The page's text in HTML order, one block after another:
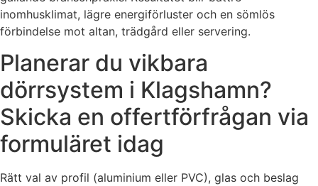
inomhusklimat, lägre energiförluster och en sömlös
förbindelse mot altan, trädgård eller servering.
Planerar du vikbara
dörrsystem i Klagshamn?
Skicka en offertförfrågan via
formuläret idag
Rätt val av profil (aluminium eller PVC), glas och beslag